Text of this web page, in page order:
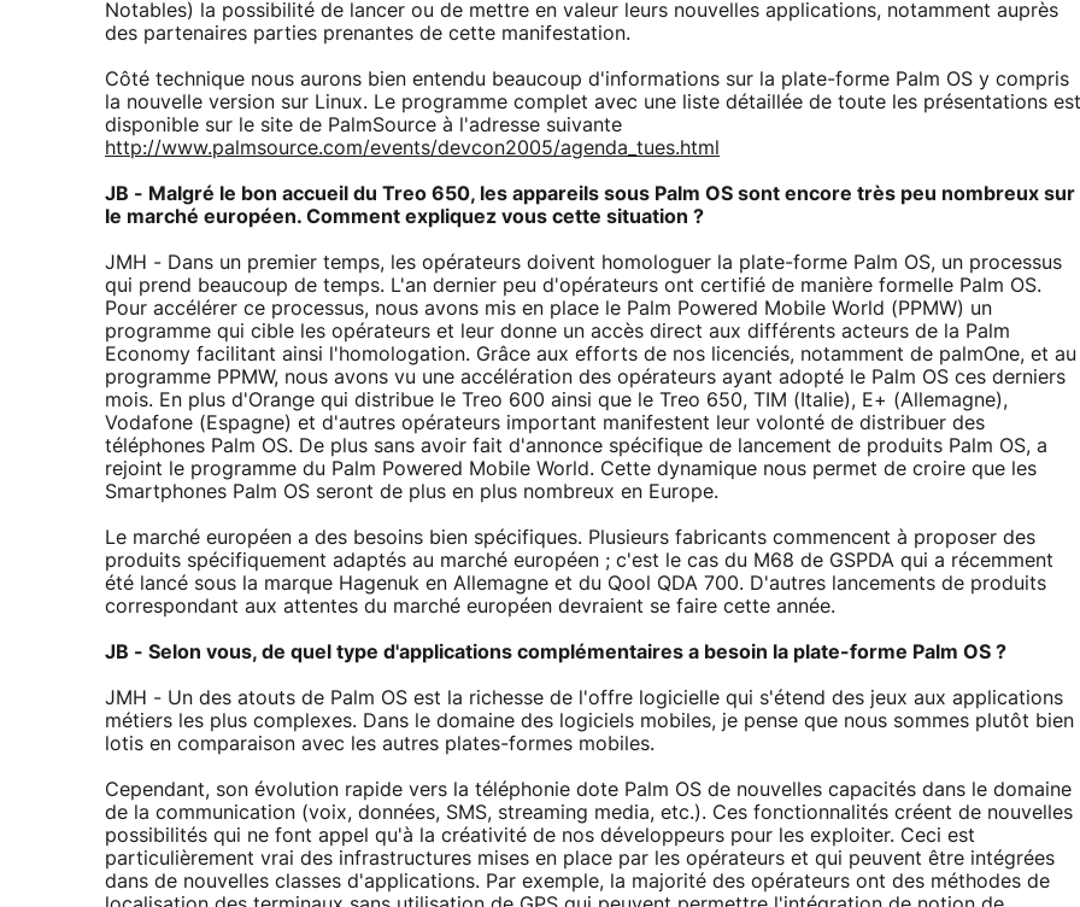
Notables) la possibilité de lancer ou de mettre en valeur leurs nouvelles applications, notamment auprès
des partenaires parties prenantes de cette manifestation.
Côté technique nous aurons bien entendu beaucoup d'informations sur la plate-forme Palm OS y compris
la nouvelle version sur Linux. Le programme complet avec une liste détaillée de toute les présentations est
disponible sur le site de PalmSource à l'adresse suivante
http://www.palmsource.com/events/devcon2005/agenda_tues.html
JB - Malgré le bon accueil du Treo 650, les appareils sous Palm OS sont encore très peu nombreux sur
le marché européen. Comment expliquez vous cette situation ?
JMH - Dans un premier temps, les opérateurs doivent homologuer la plate-forme Palm OS, un processus
qui prend beaucoup de temps. L'an dernier peu d'opérateurs ont certifié de manière formelle Palm OS.
Pour accélérer ce processus, nous avons mis en place le Palm Powered Mobile World (PPMW) un
programme qui cible les opérateurs et leur donne un accès direct aux différents acteurs de la Palm
Economy facilitant ainsi l'homologation. Grâce aux efforts de nos licenciés, notamment de palmOne, et au
programme PPMW, nous avons vu une accélération des opérateurs ayant adopté le Palm OS ces derniers
mois. En plus d'Orange qui distribue le Treo 600 ainsi que le Treo 650, TIM (Italie), E+ (Allemagne),
Vodafone (Espagne) et d'autres opérateurs important manifestent leur volonté de distribuer des
téléphones Palm OS. De plus sans avoir fait d'annonce spécifique de lancement de produits Palm OS, a
rejoint le programme du Palm Powered Mobile World. Cette dynamique nous permet de croire que les
Smartphones Palm OS seront de plus en plus nombreux en Europe.
Le marché européen a des besoins bien spécifiques. Plusieurs fabricants commencent à proposer des
produits spécifiquement adaptés au marché européen ; c'est le cas du M68 de GSPDA qui a récemment
été lancé sous la marque Hagenuk en Allemagne et du Qool QDA 700. D'autres lancements de produits
correspondant aux attentes du marché européen devraient se faire cette année.
JB - Selon vous, de quel type d'applications complémentaires a besoin la plate-forme Palm OS ?
JMH - Un des atouts de Palm OS est la richesse de l'offre logicielle qui s'étend des jeux aux applications
métiers les plus complexes. Dans le domaine des logiciels mobiles, je pense que nous sommes plutôt bien
lotis en comparaison avec les autres plates-formes mobiles.
Cependant, son évolution rapide vers la téléphonie dote Palm OS de nouvelles capacités dans le domaine
de la communication (voix, données, SMS, streaming media, etc.). Ces fonctionnalités créent de nouvelles
possibilités qui ne font appel qu'à la créativité de nos développeurs pour les exploiter. Ceci est
particulièrement vrai des infrastructures mises en place par les opérateurs et qui peuvent être intégrées
dans de nouvelles classes d'applications. Par exemple, la majorité des opérateurs ont des méthodes de